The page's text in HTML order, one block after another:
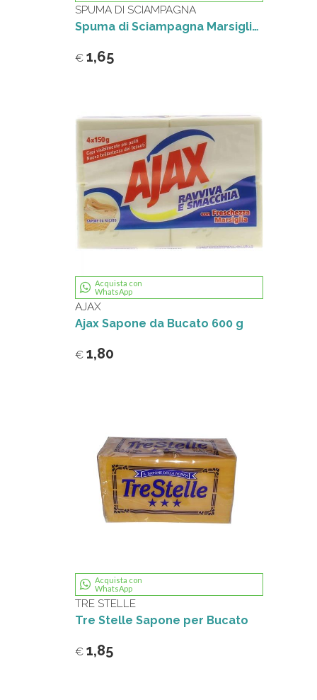
SPUMA DI SCIAMPAGNA
Spuma di Sciampagna Marsiglia Bucato Classico 800 ml
€ 1,65
Acquista con
WhatsApp
AJAX
Ajax Sapone da Bucato 600 g
€ 1,80
Acquista con
WhatsApp
TRE STELLE
Tre Stelle Sapone per Bucato
€ 1,85